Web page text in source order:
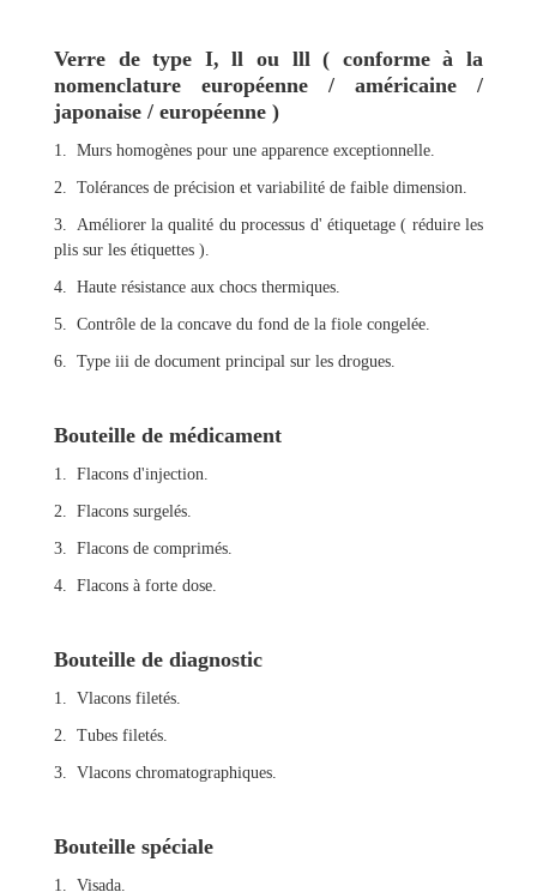
Verre de type I, ll ou lll ( conforme à la
nomenclature européenne / américaine /
japonaise / européenne )
1. Murs homogènes pour une apparence exceptionnelle.
2. Tolérances de précision et variabilité de faible dimension.
3. Améliorer la qualité du processus d' étiquetage ( réduire les
plis sur les étiquettes ).
4. Haute résistance aux chocs thermiques.
5. Contrôle de la concave du fond de la fiole congelée.
6. Type iii de document principal sur les drogues.
Bouteille de médicament
1. Flacons d'injection.
2. Flacons surgelés.
3. Flacons de comprimés.
4. Flacons à forte dose.
Bouteille de diagnostic
1. Vlacons filetés.
2. Tubes filetés.
3. Vlacons chromatographiques.
Bouteille spéciale
1. Visada.